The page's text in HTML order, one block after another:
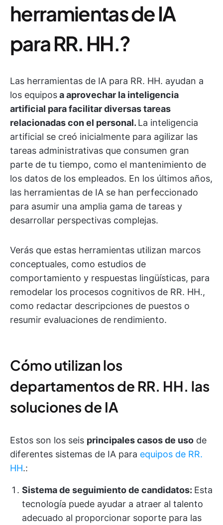
herramientas de IA
para RR. HH.?
Las herramientas de IA para RR. HH. ayudan a
los equiposa aprovechar la inteligencia
artificial para facilitar diversas tareas
relacionadas con el personal. La inteligencia
artificial se creó inicialmente para agilizar las
tareas administrativas que consumen gran
parte de tu tiempo, como el mantenimiento de
los datos de los empleados. En los últimos años,
las herramientas de IA se han perfeccionado
para asumir una amplia gama de tareas y
desarrollar perspectivas complejas.
Verás que estas herramientas utilizan marcos
conceptuales, como estudios de
comportamiento y respuestas lingüísticas, para
remodelar los procesos cognitivos de RR. HH.,
como redactar descripciones de puestos o
resumir evaluaciones de rendimiento.
Cómo utilizan los
departamentos de RR. HH. las
soluciones de IA
Estos son los seis principales casos de uso de
diferentes sistemas de IA para equipos de RR.
HH.:
Sistema de seguimiento de candidatos: Esta
tecnología puede ayudar a atraer al talento
adecuado al proporcionar soporte para las